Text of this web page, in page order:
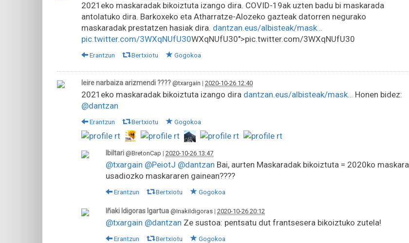
2021eko maskaradak bikoiztuta izango dira. COVID-19ak uzten badu bi maskarada
antolatuko dira. Barkoxeko eta Atharratze-Alozeko gazteak datorren negurako
maskaradak prestatzen hasiak dira. dantzan.eus/albisteak/mask…
pic.twitter.com/3WXqNUfU30WXqNUfU30">pic.twitter.com/3WXqNUfU30
Erantzun Bertxiotu Gogokoa
leire narbaiza arizmendi ???? @txargain | 2020-10-26 12:40
2021eko maskaradak bikoiztuta izango dira dantzan.eus/albisteak/mask… Honen bidez:
@dantzan
Erantzun Bertxiotu Gogokoa
Ibiltari @BretonCap | 2020-10-26 13:47
@txargain @PeiotJ @dantzan Bai, aurten Maskaradak bikoiztuta = 2020ko maskara
usadiozko maskararen gainean????
Erantzun Bertxiotu Gogokoa
Iñaki Idigoras Igartua @InakiIdigoras | 2020-10-26 20:12
@txargain @dantzan Ze sustoa: pentsatu dut frantsesera bikoiztuko zutela!
Erantzun Bertxiotu Gogokoa